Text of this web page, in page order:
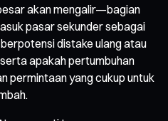
akan mengalir—bagian
pasar sekunder sebagai
distake ulang atau
apakah pertumbuhan
permintaan yang cukup untuk